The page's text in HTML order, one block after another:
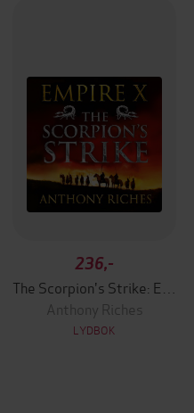
236,-
Anthony Riches
LYDBOK